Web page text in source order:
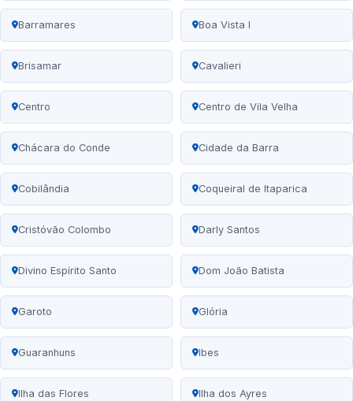
Barramares Boa Vista I
Brisamar Cavalieri
Centro Centro de Vila Velha
Chácara do Conde Cidade da Barra
Cobilândia Coqueiral de Itaparica
Cristóvão Colombo Darly Santos
Divino Espírito Santo Dom João Batista
Garoto Glória
Guaranhuns Ibes
Ilha das Flores Ilha dos Ayres